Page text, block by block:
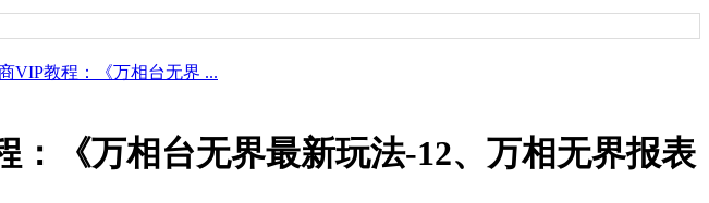
VIP教程：《万相台无界 ...
：《万相台无界最新玩法-12、万相无界报表